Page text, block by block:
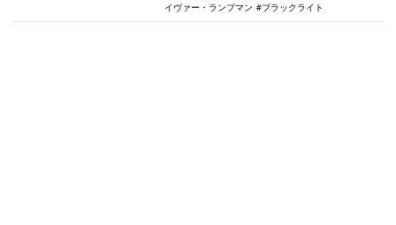
イヴァー・ランプマン
ブラックライト